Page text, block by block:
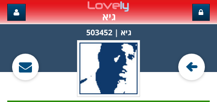
גיא
גיא‏ | 503452